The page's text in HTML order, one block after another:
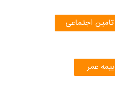
اجتماعی
عمر